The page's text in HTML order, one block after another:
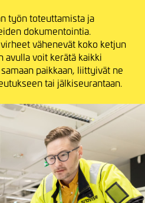
työn toteuttamista ja
dokumentointia.
vähenevät koko ketjun
avulla voit kerätä kaikki
paikkaan, liittyivät ne
tai jälkiseurantaan.